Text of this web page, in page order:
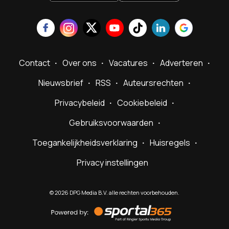
Contact Over ons Vacatures
Adverteren
Nieuwsbrief
RSS
Auteursrechten
Privacybeleid
Cookiebeleid
Gebruiksvoorwaarden
Toegankelijkheidsverklaring
Huisregels
Privacy instellingen
©2026 DPG Media B.V. alle rechten voorbehouden.
by
Sportal365